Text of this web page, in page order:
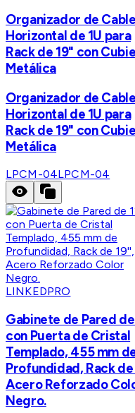
Organizador de
Horizontal de 1U para
Rack de 19" con
Metálica
Organizador de
Horizontal de 1U para
Rack de 19" con
Metálica
LPCM-04LPCM-04
LINKEDPRO
Gabinete de Pared de
con Puerta de Cristal
Templado, 455 mm
Profundidad, Rack de
Acero Reforzado
Negro.